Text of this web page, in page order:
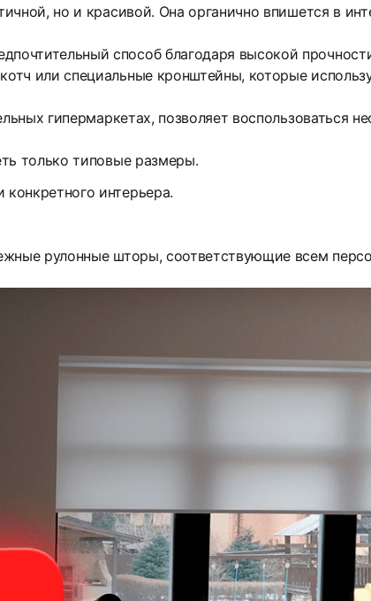
но и красивой. Она органично впишется в
способ благодаря высокой
или специальные кронштейны, которые
гипермаркетах, позволяет воспользоваться
только типовые размеры.
интерьера.
рулонные шторы, соответствующие всем